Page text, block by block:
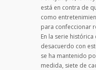
está en contra de
como
para confeccionar
En la serie
desacuerdo con
se ha mantenido
medida, siete de